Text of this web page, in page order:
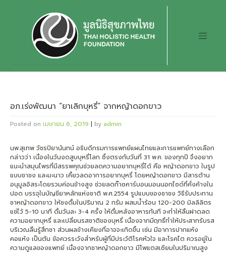
อภ.เร่งพัฒนา “ยาเลิกบุหรี่” จากหญ้าดอกขาว
Posted on เมษายน 6, 2019 | by admin
นพ.สุเทพ วัชรปิยานันทน์ อธิบดีกรมการแพทย์แผนไทยและการแพทย์ทางเลือก
กล่าวว่า เนื่องในวันงดสูบบุหรี่โลก ซึ่งตรงกับวันที่ 31 พ.ค. ของทุกปี จึงอยาก
แนะนำสมุนไพรที่มีสรรพคุณช่วยลดความอยากบุหรี่ได้ คือ หญ้าดอกขาว ในรูป
แบบชาชง และมะนาว เคี้ยวลดอาการอยากบุหรี่ โดยหญ้าดอกขาว มีสารต้าน
อนุมูลอิสระโดยรวมค่อนข้างสูง ช่วยลดก๊าซคาร์บอนมอนนอกไซด์ที่คั่งค้างใน
ปอด บรรจุในบัญชียาหลักแห่งชาติ พ.ศ.2554 รูปแบบของชาชง วิธีรับประทาน
ชาหญ้าดอกขาว ให้ชงดื่มในปริมาณ 2 กรัม ผสมน้ำร้อน 120-200 มิลลิลิตร
แช่ไว้ 5-10 นาที ดื่มวันละ 3-4 ครั้ง ให้ดื่มหลังอาหารทันที จะทำให้ลิ้นฝาดลด
ความอยากบุหรี่ และเปลี่ยนรสชาติของบุหรี่ เนื่องจากมีฤทธิ์ทำให้ประสาทรับรส
บริเวณลิ้นรู้สึกชา ส่วนผลข้างเคียงที่อาจจะเกิดขึ้น เช่น มีอาการปากแห้ง
คอแห้ง เป็นต้น ข้อควรระวังสำหรับผู้ที่มีประวัติโรคหัวใจ และโรคไต ควรอยู่ใน
ความดูแลของแพทย์ เนื่องจากชาหญ้าดอกขาว มีโพแตสเซียมในปริมาณสูง